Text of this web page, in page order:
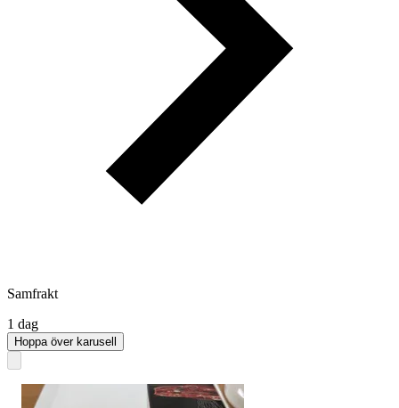
Samfrakt
1 dag
Hoppa över karusell